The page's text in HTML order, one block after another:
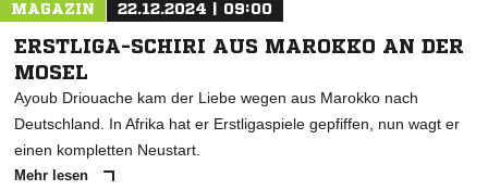
MAGAZIN 22.12.2024 | 09:00
ERSTLIGA-SCHIRI AUS MAROKKO AN DER
MOSEL
Ayoub Driouache kam der Liebe wegen aus Marokko nach
Deutschland. In Afrika hat er Erstligaspiele gepfiffen, nun wagt er
einen kompletten Neustart.
Mehr lesen